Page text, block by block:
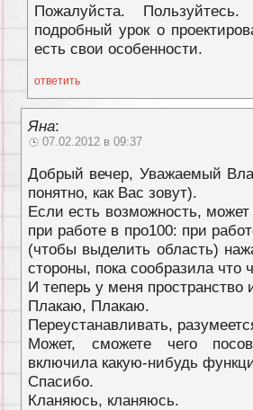
Пожалуйста.
подробный урок о
есть свои особенности.
ответить
Яна:
07.02.2012 в 09:37
Добрый вечер, Уважаемый
понятно, как Вас зовут).
Если есть возможность,
при работе в про100: при
(чтобы выделить область)
стороны, пока сообразила что
И теперь у меня
Плакаю, Плакаю.
Переустанавливать,
Может, сможете чего
включила какую-нибудь
Спасибо.
Кланяюсь, кланяюсь.